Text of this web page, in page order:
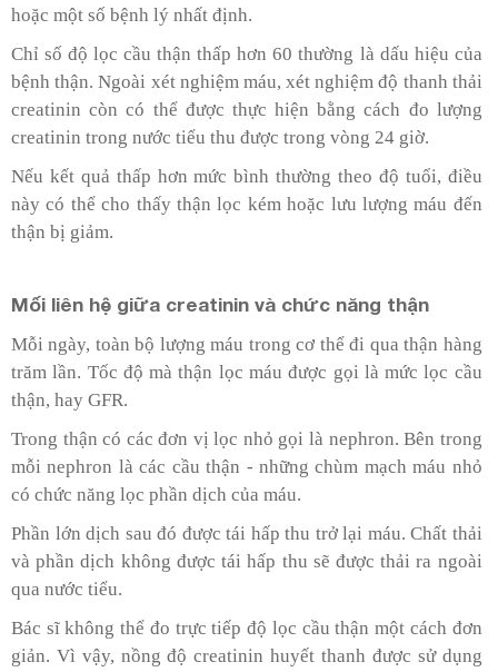
hoặc một số bệnh lý nhất định.
Chỉ số độ lọc cầu thận thấp hơn 60 thường là dấu hiệu của
bệnh thận. Ngoài xét nghiệm máu, xét nghiệm độ thanh thải
creatinin còn có thể được thực hiện bằng cách đo lượng
creatinin trong nước tiểu thu được trong vòng 24 giờ.
Nếu kết quả thấp hơn mức bình thường theo độ tuổi, điều
này có thể cho thấy thận lọc kém hoặc lưu lượng máu đến
thận bị giảm.
Mối liên hệ giữa creatinin và chức năng thận
Mỗi ngày, toàn bộ lượng máu trong cơ thể đi qua thận hàng
trăm lần. Tốc độ mà thận lọc máu được gọi là mức lọc cầu
thận, hay GFR.
Trong thận có các đơn vị lọc nhỏ gọi là nephron. Bên trong
mỗi nephron là các cầu thận - những chùm mạch máu nhỏ
có chức năng lọc phần dịch của máu.
Phần lớn dịch sau đó được tái hấp thu trở lại máu. Chất thải
và phần dịch không được tái hấp thu sẽ được thải ra ngoài
qua nước tiểu.
Bác sĩ không thể đo trực tiếp độ lọc cầu thận một cách đơn
giản. Vì vậy, nồng độ creatinin huyết thanh được sử dụng